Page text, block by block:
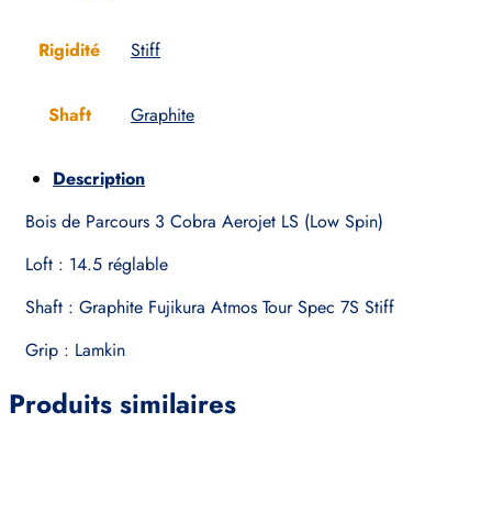
Rigidité Stiff
Shaft Graphite
Description
Bois de Parcours 3 Cobra Aerojet LS (Low Spin)
Loft : 14.5 réglable
Shaft : Graphite Fujikura Atmos Tour Spec 7S Stiff
Grip : Lamkin
Produits similaires